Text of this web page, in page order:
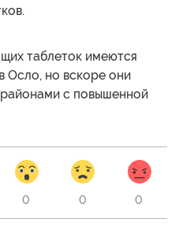
таблеток имеются
Осло, но вскоре они
с повышенной
0 0 0